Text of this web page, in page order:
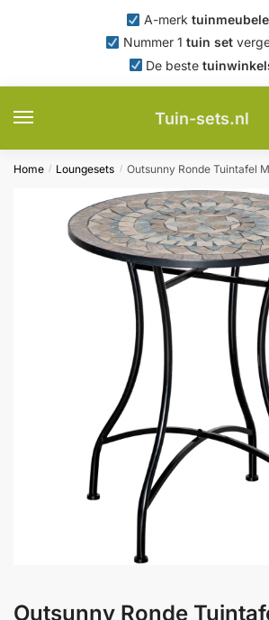
A-merk
Nummer 1 tuin set
De beste
Tuin-sets.nl
Home / Loungesets / Outsunny Ronde Tuintafel Met Prachtig Keramisch Mozaïekblad en Stevig
Outsunny Ronde